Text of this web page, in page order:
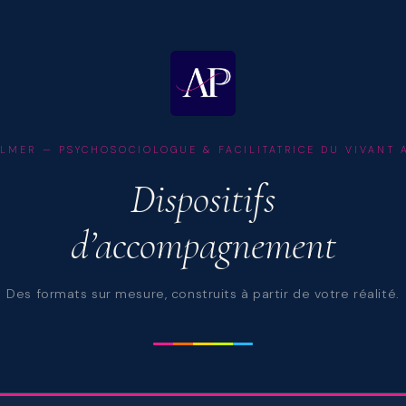
— PSYCHOSOCIOLOGUE & FACILITATRICE DU VIVANT
Dispositifs
d’accompagnement
Des formats sur mesure, construits à partir de votre réalité.